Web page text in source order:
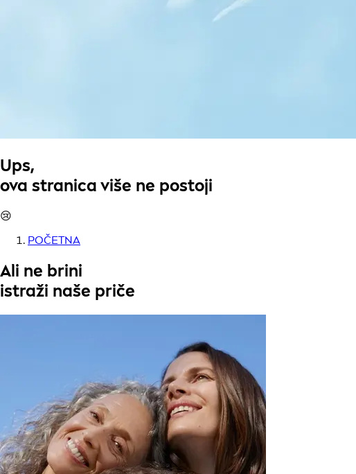
Ups,
ova stranica više ne postoji
😢
POČETNA
Ali ne brini
istraži naše priče